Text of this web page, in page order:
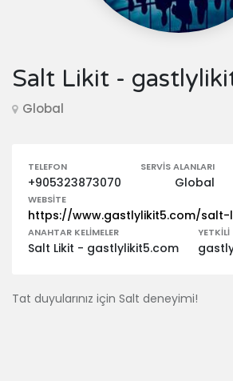
Salt Likit -
Global
TELEFON
+905323873070
SERVIS ALANLARI
Global
WEBSITE
https://www.gastlylikit5.com/salt-
ANAHTAR KELIMELER
Salt Likit - gastlylikit5.com
YETKILI
Tat duyularınız için Salt deneyimi!